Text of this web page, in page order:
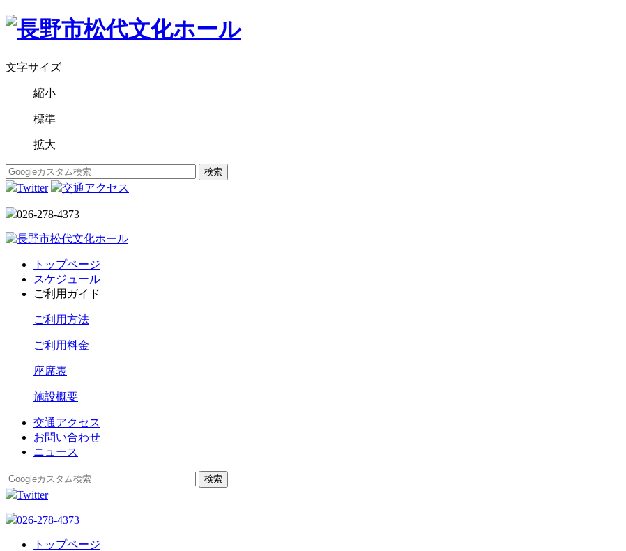
文字サイズ
縮小
標準
拡大
Twitter 交通アクセス
026-278-4373
トップページ
スケジュール
ご利用ガイド
ご利用方法
ご利用料金
座席表
施設概要
交通アクセス
お問い合わせ
ニュース
Twitter
026-278-4373
トップページ